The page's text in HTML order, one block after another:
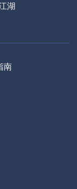
湖
南